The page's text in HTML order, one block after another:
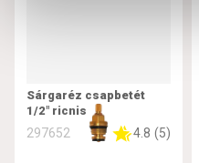
Sárgaréz csapbetét
1/2" ricnis
297652 4.8 (5)